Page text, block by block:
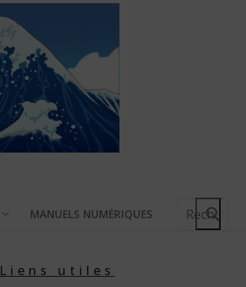
MANUELS NUMÉRIQUES
Rechercher
Liens utiles